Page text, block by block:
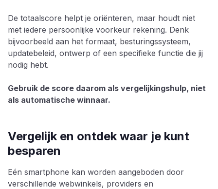
De totaalscore helpt je oriënteren, maar houdt niet
met iedere persoonlijke voorkeur rekening. Denk
bijvoorbeeld aan het formaat, besturingssysteem,
updatebeleid, ontwerp of een specifieke functie die jij
nodig hebt.
Gebruik de score daarom als vergelijkingshulp, niet
als automatische winnaar.
Vergelijk en ontdek waar je kunt
besparen
Eén smartphone kan worden aangeboden door
verschillende webwinkels, providers en